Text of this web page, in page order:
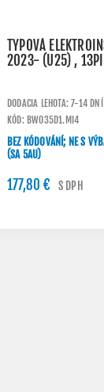
TYPOVÁ
2023- (U25) ,
DODACIA LEHOTA: 7-14 DNÍ
KÓD: BW035D1.MI4
BEZ KÓDOVÁNÍ; NE S
(SA 5AU)
177,80 € S DPH